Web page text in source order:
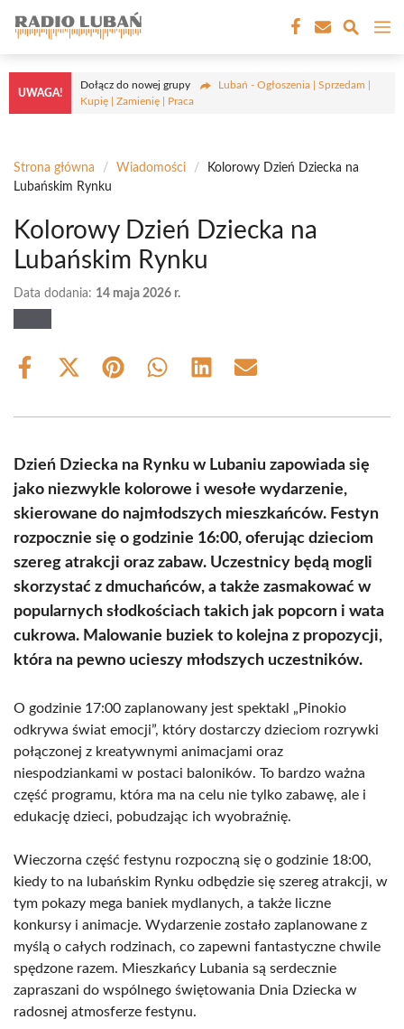
treści
UWAGA!
Dołącz do nowej grupy
Lubań - Ogłoszenia | Sprzedam |
Kupię | Zamienię | Praca
Strona główna / Wiadomości /
Kolorowy Dzień Dziecka na
Lubańskim Rynku
Kolorowy Dzień Dziecka na
Lubańskim Rynku
Data dodania: 14 maja 2026 r.
Share
Share
(Twitter)
Share Share Share Share
Dzień Dziecka na Rynku w Lubaniu zapowiada się
jako niezwykle kolorowe i wesołe wydarzenie,
skierowane do najmłodszych mieszkańców. Festyn
rozpocznie się o godzinie 16:00, oferując dzieciom
szereg atrakcji oraz zabaw. Uczestnicy będą mogli
skorzystać z dmuchańców, a także zasmakować w
popularnych słodkościach takich jak popcorn i wata
cukrowa. Malowanie buziek to kolejna z propozycji,
która na pewno ucieszy młodszych uczestników.
O godzinie 17:00 zaplanowany jest spektakl „Pinokio
odkrywa świat emocji”, który dostarczy dzieciom rozrywki
połączonej z kreatywnymi animacjami oraz
niespodziankami w postaci baloników. To bardzo ważna
część programu, która ma na celu nie tylko zabawę, ale i
edukację dzieci, pobudzając ich wyobraźnię.
Wieczorna część festynu rozpoczną się o godzinie 18:00,
kiedy to na lubańskim Rynku odbędzie się szereg atrakcji, w
tym pokazy mega baniek mydlanych, a także liczne
konkursy i animacje. Wydarzenie zostało zaplanowane z
myślą o całych rodzinach, co zapewni fantastyczne chwile
spędzone razem. Mieszkańcy Lubania są serdecznie
zapraszani do wspólnego świętowania Dnia Dziecka w
radosnej atmosferze festynu.